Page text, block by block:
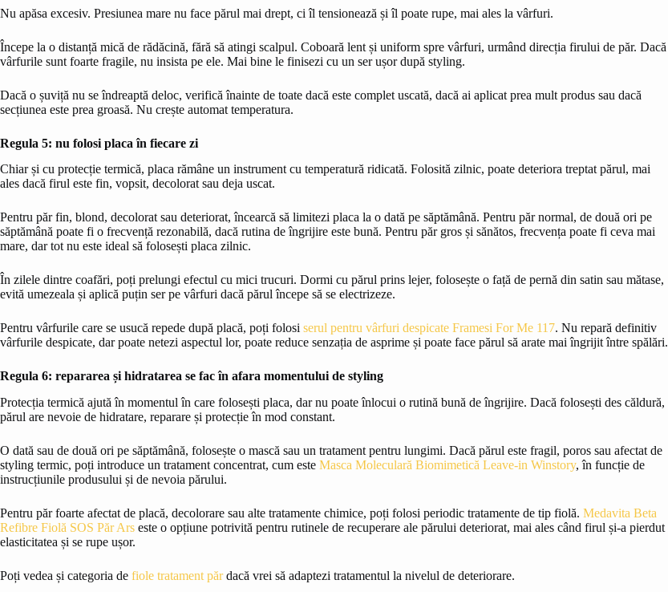
Nu apăsa excesiv. Presiunea mare nu face părul mai drept, ci îl tensionează și îl poate rupe, mai ales la vârfuri.
Începe la o distanță mică de rădăcină, fără să atingi scalpul. Coboară lent și uniform spre vârfuri, urmând direcția firului de păr. Dacă
vârfurile sunt foarte fragile, nu insista pe ele. Mai bine le finisezi cu un ser ușor după styling.
Dacă o șuviță nu se îndreaptă deloc, verifică înainte de toate dacă este complet uscată, dacă ai aplicat prea mult produs sau dacă
secțiunea este prea groasă. Nu crește automat temperatura.
Regula 5: nu folosi placa în fiecare zi
Chiar și cu protecție termică, placa rămâne un instrument cu temperatură ridicată. Folosită zilnic, poate deteriora treptat părul, mai
ales dacă firul este fin, vopsit, decolorat sau deja uscat.
Pentru păr fin, blond, decolorat sau deteriorat, încearcă să limitezi placa la o dată pe săptămână. Pentru păr normal, de două ori pe
săptămână poate fi o frecvență rezonabilă, dacă rutina de îngrijire este bună. Pentru păr gros și sănătos, frecvența poate fi ceva mai
mare, dar tot nu este ideal să folosești placa zilnic.
În zilele dintre coafări, poți prelungi efectul cu mici trucuri. Dormi cu părul prins lejer, folosește o față de pernă din satin sau mătase,
evită umezeala și aplică puțin ser pe vârfuri dacă părul începe să se electrizeze.
Pentru vârfurile care se usucă repede după placă, poți folosi serul pentru vârfuri despicate Framesi For Me 117. Nu repară definitiv
vârfurile despicate, dar poate netezi aspectul lor, poate reduce senzația de asprime și poate face părul să arate mai îngrijit între spălări.
Regula 6: repararea și hidratarea se fac în afara momentului de styling
Protecția termică ajută în momentul în care folosești placa, dar nu poate înlocui o rutină bună de îngrijire. Dacă folosești des căldură,
părul are nevoie de hidratare, reparare și protecție în mod constant.
O dată sau de două ori pe săptămână, folosește o mască sau un tratament pentru lungimi. Dacă părul este fragil, poros sau afectat de
styling termic, poți introduce un tratament concentrat, cum este Masca Moleculară Biomimetică Leave-in Winstory, în funcție de
instrucțiunile produsului și de nevoia părului.
Pentru păr foarte afectat de placă, decolorare sau alte tratamente chimice, poți folosi periodic tratamente de tip fiolă. Medavita Beta
Refibre Fiolă SOS Păr Ars este o opțiune potrivită pentru rutinele de recuperare ale părului deteriorat, mai ales când firul și-a pierdut
elasticitatea și se rupe ușor.
Poți vedea și categoria de fiole tratament părdacă vrei să adaptezi tratamentul la nivelul de deteriorare.